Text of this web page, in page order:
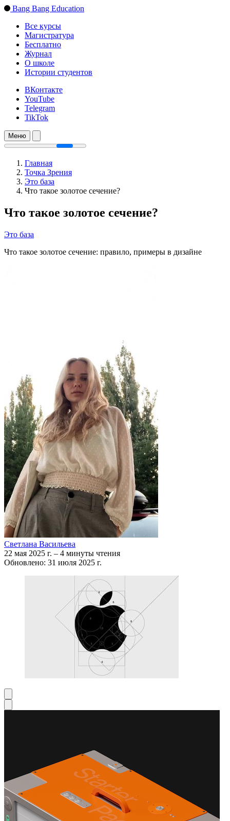
Bang Bang Education
Все курсы
Магистратура
Бесплатно
Журнал
О школе
Истории студентов
ВКонтакте
YouTube
Telegram
TikTok
Меню
Главная
Точка Зрения
Это база
Что такое золотое сечение?
Что такое золотое сечение?
Это база
Что такое золотое сечение: правило, примеры в дизайне
Светлана Васильева
22 мая 2025 г. – 4 минуты чтения
Обновлено: 31 июля 2025 г.